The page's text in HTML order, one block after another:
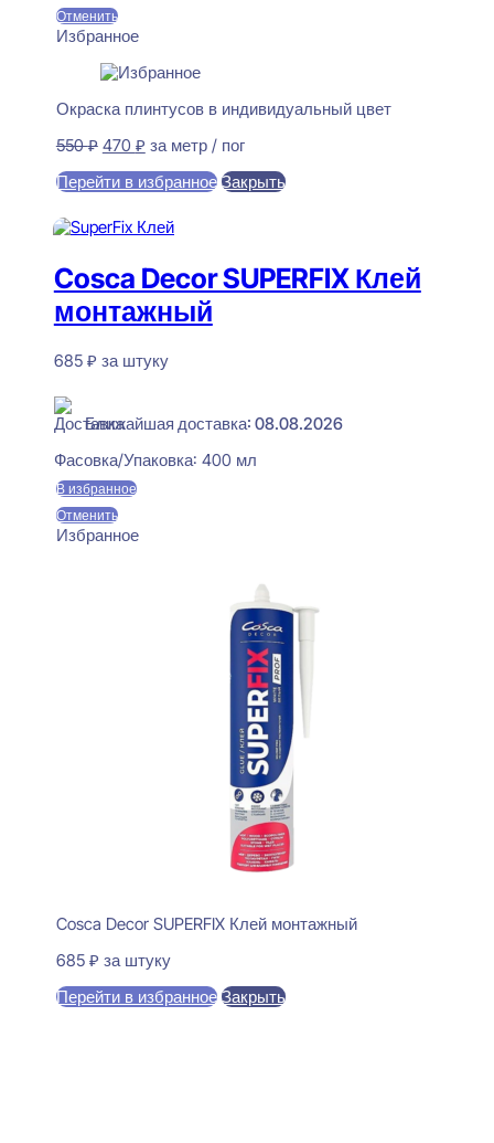
Отменить
Избранное
Окраска плинтусов в индивидуальный цвет
550₽ Первоначальная
составляла
470 ₽Текущая
470 ₽.
за метр / пог
Перейти в избранное Закрыть
Cosca Decor SUPERFIX Клей
монтажный
685 ₽ за штуку
Ближайшая доставка: 08.08.2026
Фасовка/Упаковка: 400 мл
В избранное
Отменить
Избранное
Cosca Decor SUPERFIX Клей монтажный
685 ₽ за штуку
Перейти в избранное Закрыть